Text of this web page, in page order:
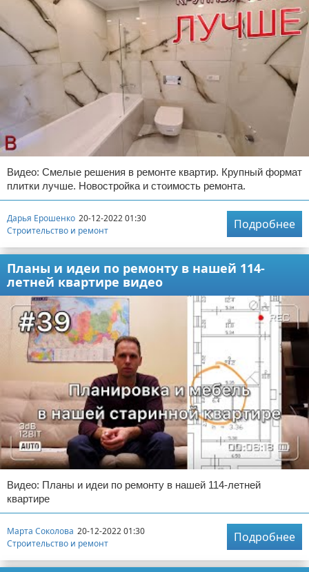
Видео: Смелые решения в ремонте квартир. Крупный формат
плитки лучше. Новостройка и стоимость ремонта.
Дарья Ерошенко 20-12-2022 01:30
Строительство и ремонт
Подробнее
Планы и идеи по ремонту в нашей 114-
летней квартире видео
Видео: Планы и идеи по ремонту в нашей 114-летней
квартире
Марта Соколова 20-12-2022 01:30
Строительство и ремонт
Подробнее